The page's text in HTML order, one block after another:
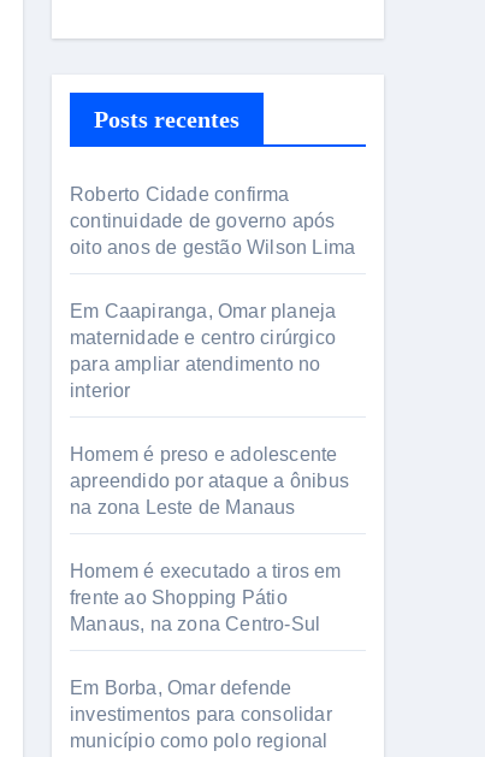
Posts recentes
Roberto Cidade confirma
continuidade de governo após
oito anos de gestão Wilson Lima
Em Caapiranga, Omar planeja
maternidade e centro cirúrgico
para ampliar atendimento no
interior
Homem é preso e adolescente
apreendido por ataque a ônibus
na zona Leste de Manaus
Homem é executado a tiros em
frente ao Shopping Pátio
Manaus, na zona Centro-Sul
Em Borba, Omar defende
investimentos para consolidar
município como polo regional